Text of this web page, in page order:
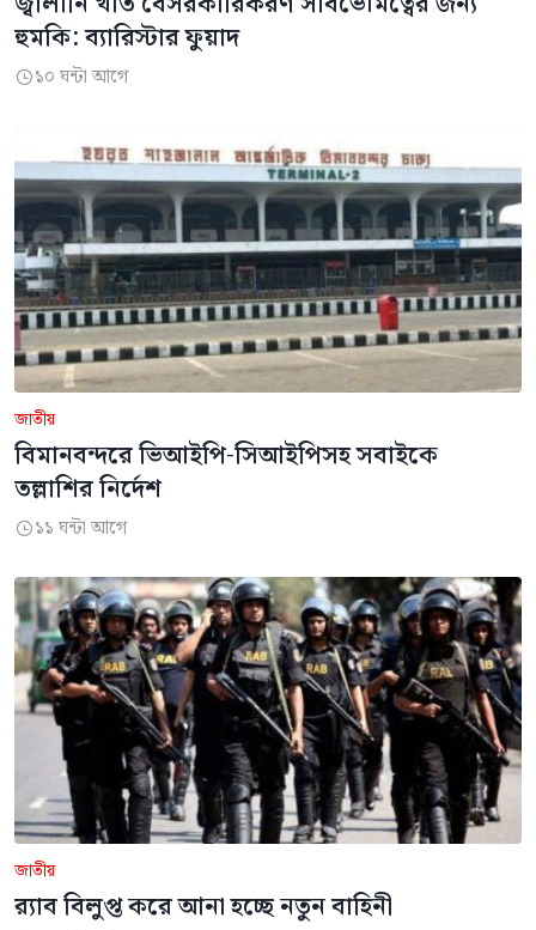
হুমকি: ব্যারিস্টার ফুয়াদ
১০ ঘন্টা আগে
জাতীয়
বিমানবন্দরে ভিআইপি-সিআইপিসহ সবাইকে
তল্লাশির নির্দেশ
১১ ঘন্টা আগে
জাতীয়
র‍্যাব বিলুপ্ত করে আনা হচ্ছে নতুন বাহিনী